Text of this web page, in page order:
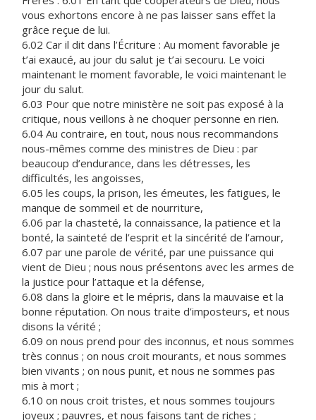
vous exhortons encore à ne pas laisser sans effet la
grâce reçue de lui.
6.02 Car il dit dans l’Écriture : Au moment favorable je
t’ai exaucé, au jour du salut je t’ai secouru. Le voici
maintenant le moment favorable, le voici maintenant le
jour du salut.
6.03 Pour que notre ministère ne soit pas exposé à la
critique, nous veillons à ne choquer personne en rien.
6.04 Au contraire, en tout, nous nous recommandons
nous-mêmes comme des ministres de Dieu : par
beaucoup d’endurance, dans les détresses, les
difficultés, les angoisses,
6.05 les coups, la prison, les émeutes, les fatigues, le
manque de sommeil et de nourriture,
6.06 par la chasteté, la connaissance, la patience et la
bonté, la sainteté de l’esprit et la sincérité de l’amour,
6.07 par une parole de vérité, par une puissance qui
vient de Dieu ; nous nous présentons avec les armes de
la justice pour l’attaque et la défense,
6.08 dans la gloire et le mépris, dans la mauvaise et la
bonne réputation. On nous traite d’imposteurs, et nous
disons la vérité ;
6.09 on nous prend pour des inconnus, et nous sommes
très connus ; on nous croit mourants, et nous sommes
bien vivants ; on nous punit, et nous ne sommes pas
mis à mort ;
6.10 on nous croit tristes, et nous sommes toujours
joyeux ; pauvres, et nous faisons tant de riches ;